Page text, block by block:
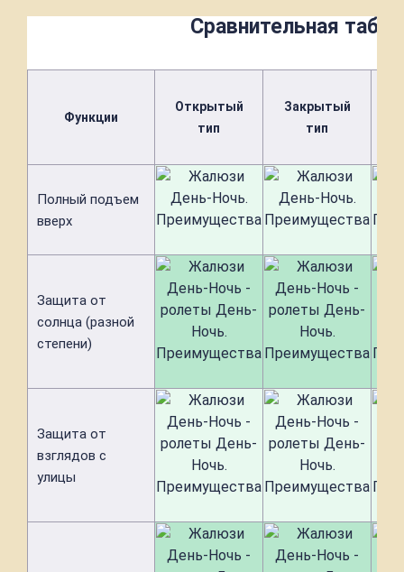
Сравнительная
Функции
Открытый
тип
Закрытый
тип
Полный подъем
вверх
Защита от
солнца (разной
степени)
Защита от
взглядов с
улицы